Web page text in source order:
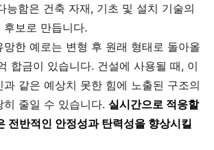
능함은 건축 자재, 기초 및 설치 기술의
보로 만듭니다.
망한 예로는 변형 후 원래 형태로 돌아올
합금이 있습니다. 건설에 사용될 때, 이
과 같은 예상치 못한 힘에 노출된 구조의
히 줄일 수 있습니다. 실시간으로 적응할
전반적인 안정성과 탄력성을 향상시킬